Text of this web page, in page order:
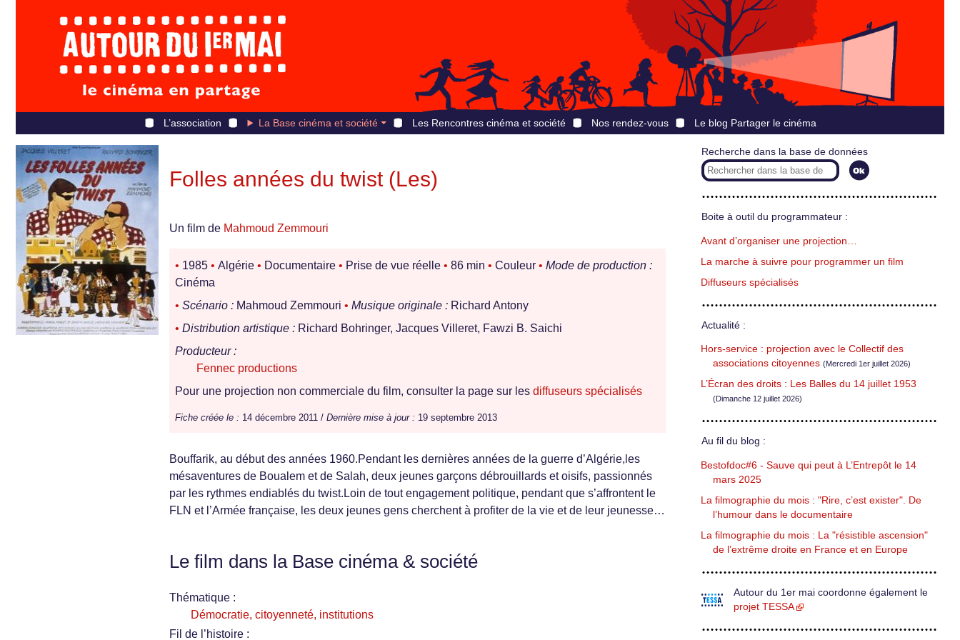
L’association La Base cinéma et société Les Rencontres cinéma et société Nos rendez-vous Le blog Partager le cinéma
Folles années du twist (Les)
Un film de Mahmoud Zemmouri
• 1985 • Algérie • Documentaire • Prise de vue réelle • 86 min • Couleur • Mode de production :
Cinéma
• Scénario : Mahmoud Zemmouri • Musique originale : Richard Antony
• Distribution artistique : Richard Bohringer, Jacques Villeret, Fawzi B. Saichi
Producteur :
Fennec productions
Pour une projection non commerciale du film, consulter la page sur les diffuseurs spécialisés
Fiche créée le : 14 décembre 2011 / Dernière mise à jour : 19 septembre 2013
Bouffarik, au début des années 1960.Pendant les dernières années de la guerre d’Algérie,les
mésaventures de Boualem et de Salah, deux jeunes garçons débrouillards et oisifs, passionnés
par les rythmes endiablés du twist.Loin de tout engagement politique, pendant que s’affrontent le
FLN et l’Armée française, les deux jeunes gens cherchent à profiter de la vie et de leur jeunesse…
Le film dans la Base cinéma & société
Thématique :
Démocratie, citoyenneté, institutions
Fil de l’histoire :
Recherche dans la base de données
Boite à outil du programmateur :
Avant d’organiser une projection…
La marche à suivre pour programmer un film
Diffuseurs spécialisés
Actualité :
Hors-service : projection avec le Collectif des
associations citoyennes (Mercredi 1er juillet 2026)
L’Écran des droits : Les Balles du 14 juillet 1953
(Dimanche 12 juillet 2026)
Au fil du blog :
Bestofdoc#6 - Sauve qui peut à L’Entrepôt le 14
mars 2025
La filmographie du mois : "Rire, c’est exister". De
l’humour dans le documentaire
La filmographie du mois : La "résistible ascension"
de l’extrême droite en France et en Europe
Autour du 1er mai coordonne également le
projet TESSA